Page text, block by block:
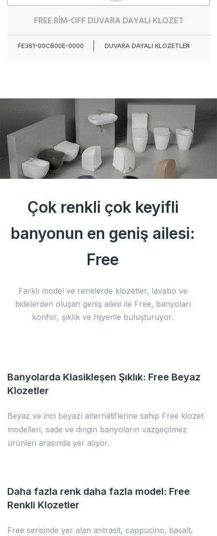
FREE RİM-OFF DUVARA DAYALI KLOZET
FE361-00CB00E-0000 DUVARA DAYALI KLOZETLER
Çok renkli çok keyifli
banyonun en geniş ailesi:
Free
Farklı model ve renklerde klozetler, lavabo ve
bidelerden oluşan geniş ailesi ile Free, banyoları
konfor, şıklık ve hijyenle buluşturuyor.
Banyolarda Klasikleşen Şıklık: Free Beyaz
Klozetler
Beyaz ve inci beyazı alternatiflerine sahip Free klozet
modelleri, sade ve dingin banyoların vazgeçilmez
ürünleri arasında yer alıyor.
Daha fazla renk daha fazla model: Free
Renkli Klozetler
Free serisinde yer alan antrasit, cappucino, basalt,